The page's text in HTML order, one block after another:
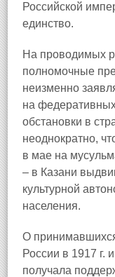
Российской
единство.
На проводимых
полномочные
неизменно
на
обстановки в
неоднократно,
в мае на
– в Казани
культурной
населения.
О
России в 1917 г.
получала